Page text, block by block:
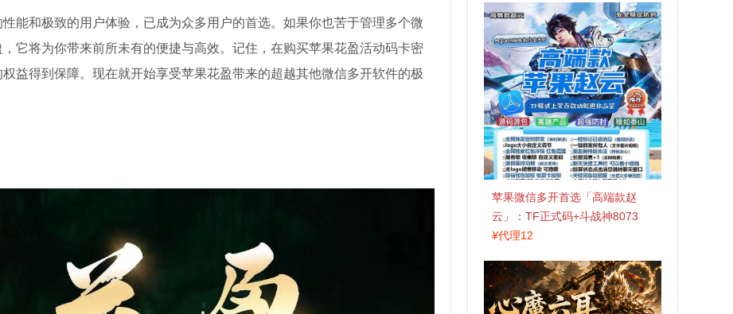
能和极致的用户体验，已成为众多用户的首选。如果你也苦于管理多个微
它将为你带来前所未有的便捷与高效。记住，在购买苹果花盈活动码卡密
益得到保障。现在就开始享受苹果花盈带来的超越其他微信多开软件的极
苹果微信多开首选「高端款赵
云」：TF正式码+斗战神8073
包，7天退换认准拍拍卡激活码
¥代理12